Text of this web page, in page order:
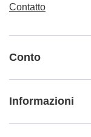
Contatto
Conto
Informazioni